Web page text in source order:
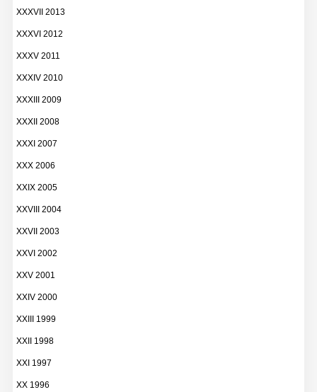
XXXVII 2013
XXXVI 2012
XXXV 2011
XXXIV 2010
XXXIII 2009
XXXII 2008
XXXI 2007
XXX 2006
XXIX 2005
XXVIII 2004
XXVII 2003
XXVI 2002
XXV 2001
XXIV 2000
XXIII 1999
XXII 1998
XXI 1997
XX 1996